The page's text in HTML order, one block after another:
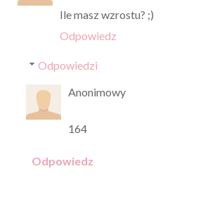
Ile masz wzrostu? ;)
Odpowiedz
Odpowiedzi
Anonimowy
164
Odpowiedz